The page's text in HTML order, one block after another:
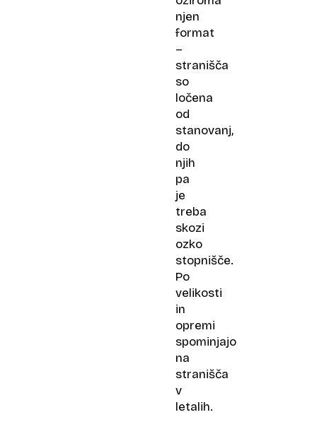
njen
format
–
stranišča
so
ločena
od
stanovanj,
do
njih
pa
je
treba
skozi
ozko
stopnišče.
Po
velikosti
in
opremi
spominjajo
na
stranišča
v
letalih.